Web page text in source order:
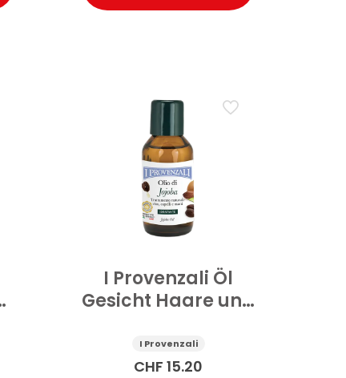
I Provenzali Öl
Gesicht Haare und
ml
I Provenzali
CHF 15.20